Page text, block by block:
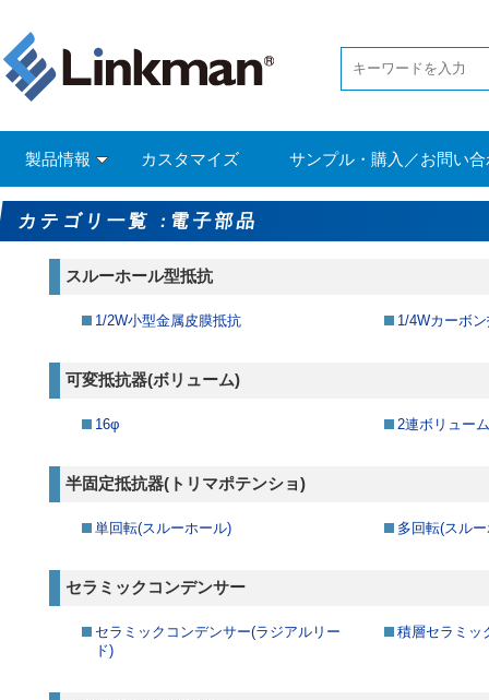
製品情報 カスタマイズ サンプル・購入／お問い
カテゴリ一覧 :電子部品
スルーホール型抵抗
1/2W小型金属皮膜抵抗 1/4Wカーボ
可変抵抗器(ボリューム)
16φ 2連ボリューム
半固定抵抗器(トリマポテンショ)
単回転(スルーホール) 多回転(スル
セラミックコンデンサー
セラミックコンデンサー(ラジアルリー
ド)
積層セラミッ